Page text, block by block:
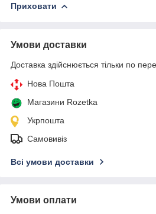
Приховати
Умови доставки
Доставка здійснюється тільки по
Нова Пошта
Магазини Rozetka
Укрпошта
Самовивіз
Всі умови доставки
Умови оплати